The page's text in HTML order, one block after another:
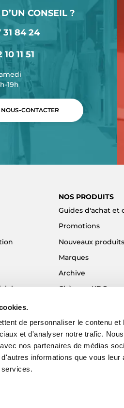
de personnaliser le contenu
et d'analyser notre trafic.
nos partenaires de médias
informations que vous
CONSEIL ?
31 84 24
11 51
19h
CONTACTER
NOS PRODUITS
Guides d'achat et
Promotions
Nouveaux produits
Marques
Archive
Chèques KDO